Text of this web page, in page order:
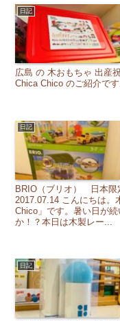
日記
広島 の 木おもちゃ 出産
Chica Chico のご紹介です
日記
BRIO（ブリオ） 日本限
2017.07.14 こんにちは
Chico」です。暑い日が
か！？本日は木製レー...
日記